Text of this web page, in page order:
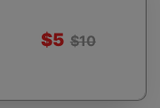
$5 $10